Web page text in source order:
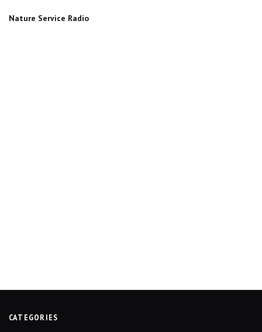
Nature Service Radio
CATEGORIES